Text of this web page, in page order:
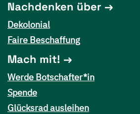
Nachdenken über
Dekolonial
Faire Beschaffung
Mach mit!
Werde Botschafter*in
Spende
Glücksrad ausleihen